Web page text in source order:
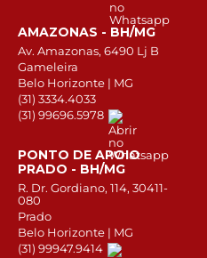
AMAZONAS - BH/MG
Av. Amazonas, 6490 Lj B
Gameleira
Belo Horizonte | MG
(31) 3334.4033
(31) 99696.5978
PONTO DE APOIO
PRADO - BH/MG
R. Dr. Gordiano, 114, 30411-
080
Prado
Belo Horizonte | MG
(31) 99947.9414